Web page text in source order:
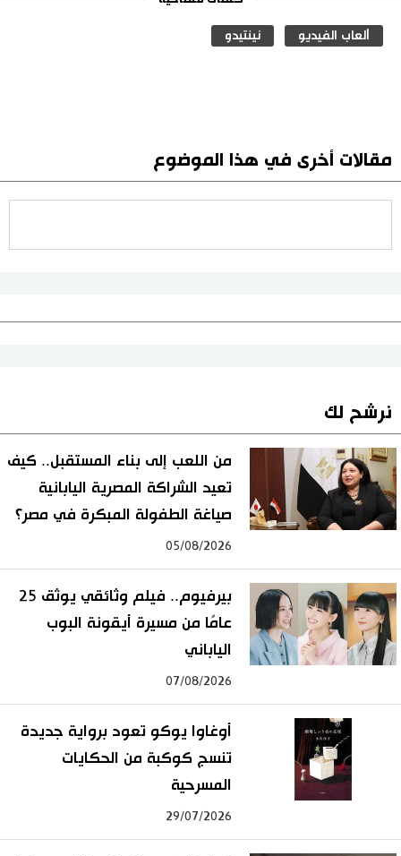
ألعاب الفيديو نينتيدو
مقالات أخرى في هذا الموضوع
نرشح لك
من اللعب إلى بناء المستقبل.. كيف
تعيد الشراكة المصرية اليابانية
صياغة الطفولة المبكرة في مصر؟
05/08/2026
بيرفيوم.. فيلم وثائقي يوثق 25
عامًا من مسيرة أيقونة البوب
الياباني
07/08/2026
أوغاوا يوكو تعود برواية جديدة
تنسج كوكبة من الحكايات
المسرحية
29/07/2026